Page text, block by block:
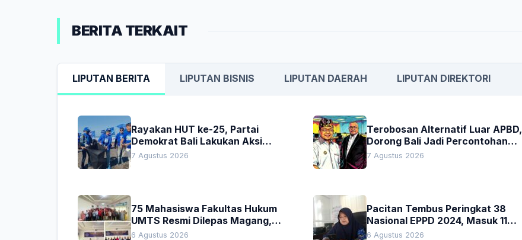
BERITA TERKAIT
LIPUTAN BERITA LIPUTAN BISNIS LIPUTAN DAERAH LIPUTAN DIREKTORI
Rayakan HUT ke-25, Partai
Demokrat Bali Lakukan Aksi
Nyata Pelestarian Lingkungan
7 Agustus 2026
Terobosan Alternatif Luar APBD,
Dorong Bali Jadi Percontohan
Nasional Pembiayaan Daerah
7 Agustus 2026
75 Mahasiswa Fakultas Hukum
UMTS Resmi Dilepas Magang,
Dekan Titip Empat Pesan
6 Agustus 2026
Pacitan Tembus Peringkat 38
Nasional EPPD 2024, Masuk 11
Besar di Jatim
6 Agustus 2026